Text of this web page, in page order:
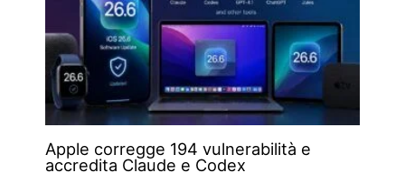
Apple corregge 194 vulnerabilità e
accredita Claude e Codex